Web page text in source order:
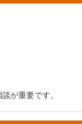
が重要です。